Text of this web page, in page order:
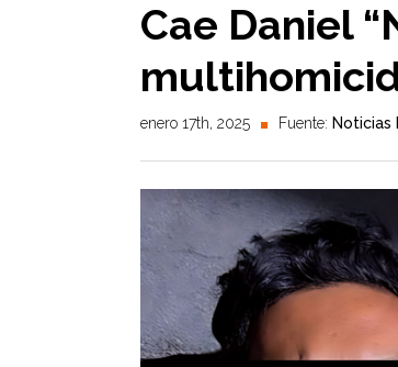
Cae Daniel
enero 17th, 2025 Fuente: Noticias